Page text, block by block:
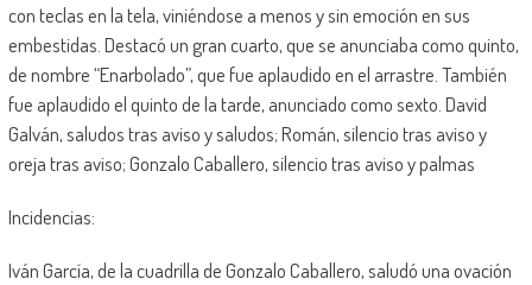
con teclas en la tela, viniéndose a menos y sin emoción en sus
embestidas. Destacó un gran cuarto, que se anunciaba como quinto,
de nombre “Enarbolado”, que fue aplaudido en el arrastre. También
fue aplaudido el quinto de la tarde, anunciado como sexto. David
Galván, saludos tras aviso y saludos; Román, silencio tras aviso y
oreja tras aviso; Gonzalo Caballero, silencio tras aviso y palmas
Incidencias:
Iván García, de la cuadrilla de Gonzalo Caballero, saludó una ovación